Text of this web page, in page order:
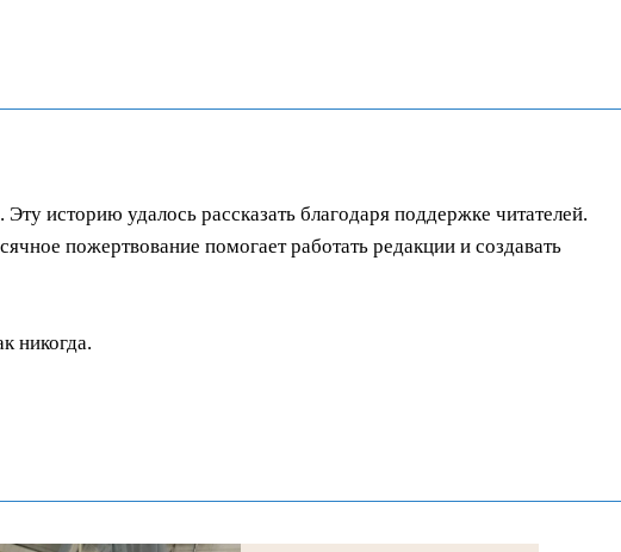
историю удалось рассказать благодаря поддержке читателей.
пожертвование помогает работать редакции и создавать
никогда.